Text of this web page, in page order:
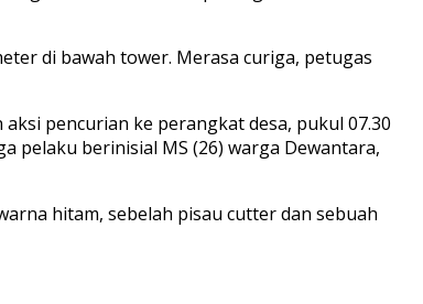
di bawah tower. Merasa curiga, petugas
pencurian ke perangkat desa, pukul 07.30
pelaku berinisial MS (26) warga Dewantara,
hitam, sebelah pisau cutter dan sebuah